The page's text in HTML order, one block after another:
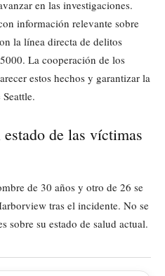
en las investigaciones.
información relevante sobre
la línea directa de delitos
La cooperación de los
estos hechos y garantizar la
estado de las víctimas
de 30 años y otro de 26 se
tras el incidente. No se
sobre su estado de salud actual.